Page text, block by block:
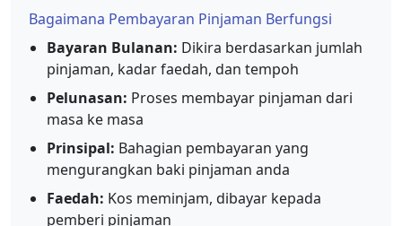
Bagaimana Pembayaran Pinjaman Berfungsi
Bayaran Bulanan: Dikira berdasarkan jumlah
pinjaman, kadar faedah, dan tempoh
Pelunasan: Proses membayar pinjaman dari
masa ke masa
Prinsipal: Bahagian pembayaran yang
mengurangkan baki pinjaman anda
Faedah: Kos meminjam, dibayar kepada
pemberi pinjaman